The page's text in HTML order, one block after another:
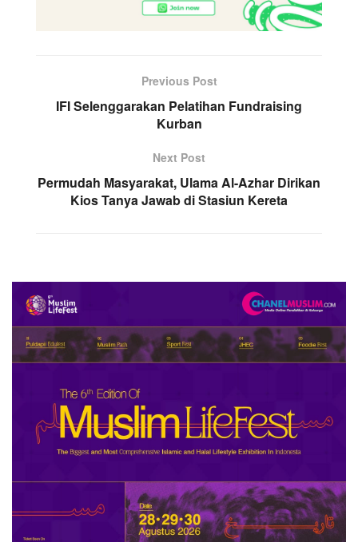
Previous Post
IFI Selenggarakan Pelatihan Fundraising
Kurban
Next Post
Permudah Masyarakat, Ulama Al-Azhar Dirikan
Kios Tanya Jawab di Stasiun Kereta